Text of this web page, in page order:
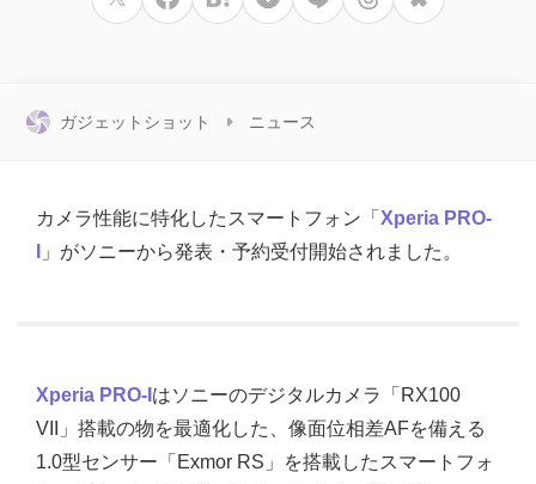
ガジェットショット ニュース
カメラ性能に特化したスマートフォン「 Xperia PRO-
」がソニーから発表・予約受付開始されました。
Xperia PRO-I はソニーのデジタルカメラ「RX100
VII」搭載の物を最適化した、像面位相差AFを備える
1.0型センサー「Exmor RS」を搭載したスマートフォ